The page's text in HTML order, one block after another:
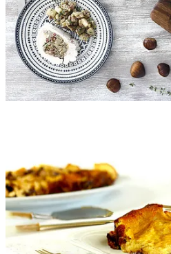
Martes
Mediodía:Tatin de puerros| Lubina
Miércoles
Mediodía: Sopa de garbanzos y
de cerdo asado
| Chirimoya